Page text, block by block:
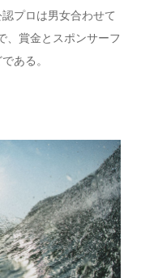
プロは男女合わせて
、賞金とスポンサーフ
ある。